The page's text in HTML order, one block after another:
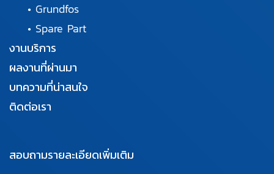
• Grundfos
• Spare Part
งานบริการ
ผลงานที่ผ่านมา
บทความที่น่าสนใจ
ติดต่อเรา
สอบถามรายละเอียดเพิ่มเติม